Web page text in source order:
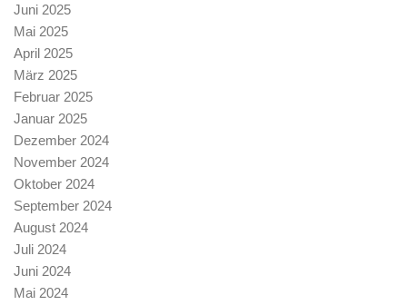
Juni 2025
Mai 2025
April 2025
März 2025
Februar 2025
Januar 2025
Dezember 2024
November 2024
Oktober 2024
September 2024
August 2024
Juli 2024
Juni 2024
Mai 2024